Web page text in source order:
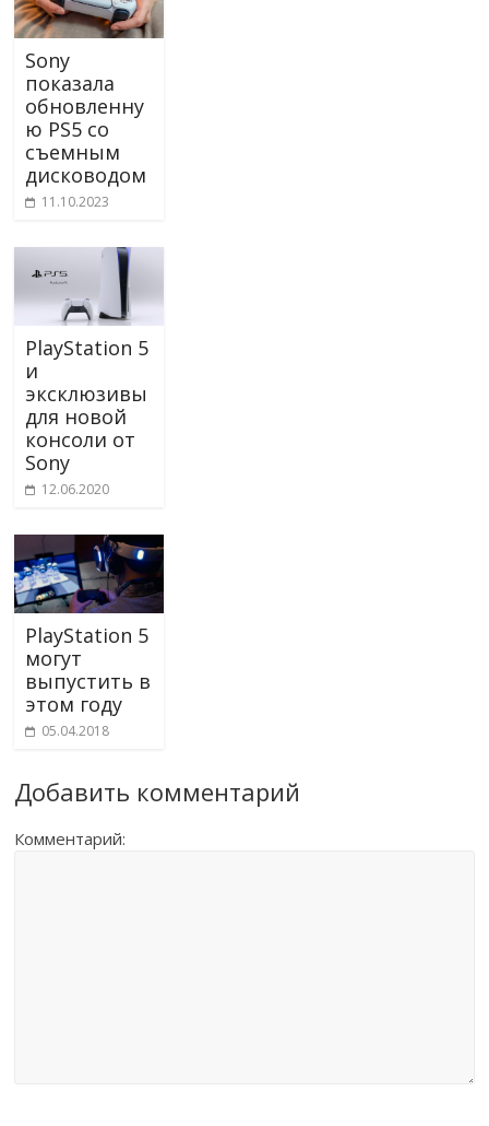
Sony
показала
обновленну
ю PS5 со
съемным
дисководом
11.10.2023
PlayStation 5
и
эксклюзивы
для новой
консоли от
Sony
12.06.2020
PlayStation 5
могут
выпустить в
этом году
05.04.2018
Добавить комментарий
Комментарий: